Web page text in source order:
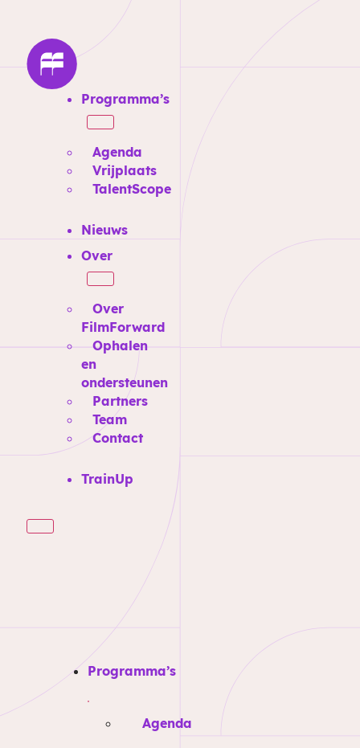
Programma’s
Agenda
Vrijplaats
TalentScope
Nieuws
Over
Over
FilmForward
Ophalen
en
ondersteunen
Partners
Team
Contact
TrainUp
Programma’s
Agenda